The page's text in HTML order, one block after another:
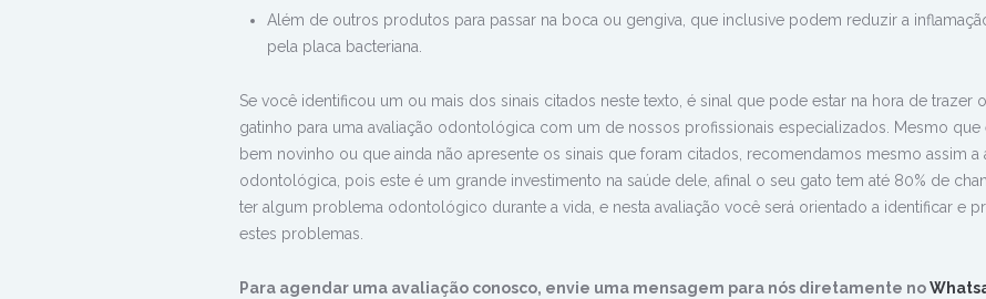
Além de outros produtos para passar na boca ou gengiva, que inclusive podem reduzir a
pela placa bacteriana.
Se você identificou um ou mais dos sinais citados neste texto, é sinal que pode estar na hora de trazer
gatinho para uma avaliação odontológica com um de nossos profissionais especializados. Mesmo que
bem novinho ou que ainda não apresente os sinais que foram citados, recomendamos mesmo assim a
odontológica, pois este é um grande investimento na saúde dele, afinal o seu gato tem até 80% de
ter algum problema odontológico durante a vida, e nesta avaliação você será orientado a identificar e
estes problemas.
Para agendar uma avaliação conosco, envie uma mensagem para nós diretamente no